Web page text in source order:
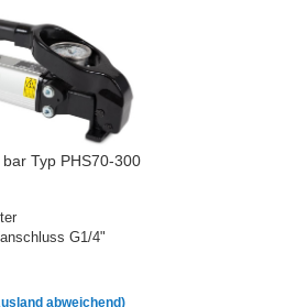
Typ PHS70-300
G1/4"
abweichend)